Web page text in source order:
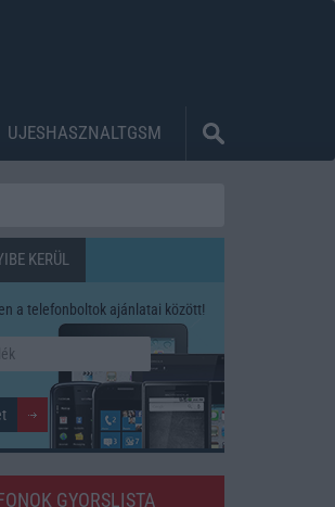
UJESHASZNALTGSM
KERÜL
a telefonboltok ajánlatai között!
GYORSLISTA